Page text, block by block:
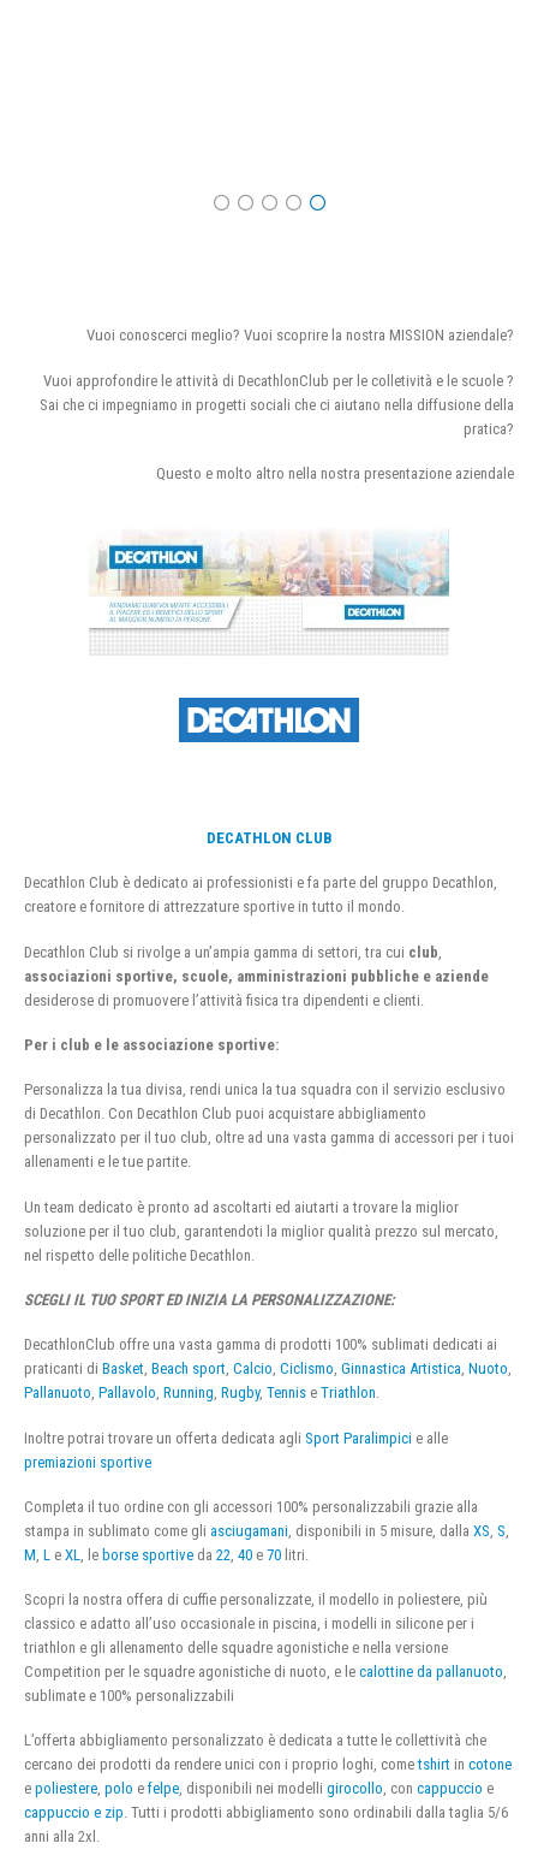
Vuoi conoscerci meglio? Vuoi scoprire la nostra MISSION aziendale?
Vuoi approfondire le attività di DecathlonClub per le colletività e le scuole ?
Sai che ci impegniamo in progetti sociali che ci aiutano nella diffusione della
pratica?
Questo e molto altro nella nostra presentazione aziendale
DECATHLON CLUB
Decathlon Club è dedicato ai professionisti e fa parte del gruppo Decathlon,
creatore e fornitore di attrezzature sportive in tutto il mondo.
Decathlon Club si rivolge a un’ampia gamma di settori, tra cui club
associazioni sportive, scuole, amministrazioni pubbliche e aziende
desiderose di promuovere l’attività fisica tra dipendenti e clienti.
Per i club e le associazione sportive:
Personalizza la tua divisa, rendi unica la tua squadra con il servizio esclusivo
di Decathlon. Con Decathlon Club puoi acquistare abbigliamento
personalizzato per il tuo club, oltre ad una vasta gamma di accessori per i tuoi
allenamenti e le tue partite.
Un team dedicato è pronto ad ascoltarti ed aiutarti a trovare la miglior
soluzione per il tuo club, garantendoti la miglior qualità prezzo sul mercato,
nel rispetto delle politiche Decathlon.
SCEGLI IL TUO SPORT ED INIZIA LA PERSONALIZZAZIONE:
DecathlonClub offre una vasta gamma di prodotti 100% sublimati dedicati ai
praticanti di Basket, Beach sport, Calcio, Ciclismo, Ginnastica Artistica, Nuoto,
Pallanuoto, Pallavolo, Running, Rugby, Tennis e Triathlon.
Inoltre potrai trovare un offerta dedicata agli Sport Paralimpici e alle
premiazioni sportive
Completa il tuo ordine con gli accessori 100% personalizzabili grazie alla
stampa in sublimato come gli asciugamani , disponibili in 5 misure, dalla XS S
M L e XL , le borse sportive da 22 40 e 70 litri.
Scopri la nostra offera di cuffie personalizzate, il modello in poliestere, più
classico e adatto all’uso occasionale in piscina, i modelli in silicone per i
triathlon e gli allenamento delle squadre agonistiche e nella versione
Competition per le squadre agonistiche di nuoto, e le calottine da pallanuoto,
sublimate e 100% personalizzabili
L’offerta abbigliamento personalizzato è dedicata a tutte le collettività che
cercano dei prodotti da rendere unici con i proprio loghi, cometshirt in cotone
e poliestere, polo e felpe, disponibili nei modelli girocollo, con cappuccio e
cappuccio e zip. Tutti i prodotti abbigliamento sono ordinabili dalla taglia 5/6
anni alla 2xl.